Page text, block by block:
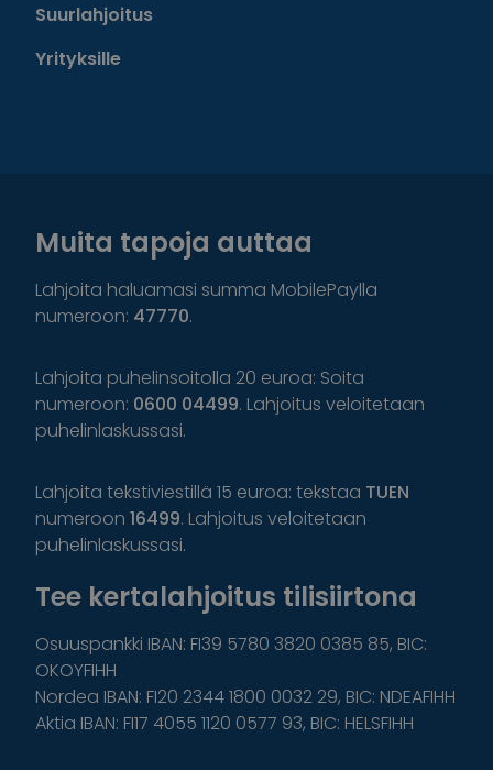
Suurlahjoitus
Yrityksille
Muita tapoja auttaa
Lahjoita haluamasi summa MobilePaylla
numeroon: 47770.
Lahjoita puhelinsoitolla 20 euroa: Soita
numeroon: 0600 04499. Lahjoitus veloitetaan
puhelinlaskussasi.
Lahjoita tekstiviestillä 15 euroa: tekstaa TUEN
numeroon 16499. Lahjoitus veloitetaan
puhelinlaskussasi.
Tee kertalahjoitus tilisiirtona
Osuuspankki IBAN: FI39 5780 3820 0385 85, BIC:
OKOYFIHH
Nordea IBAN: FI20 2344 1800 0032 29, BIC: NDEAFIHH
Aktia IBAN: FI17 4055 1120 0577 93, BIC: HELSFIHH